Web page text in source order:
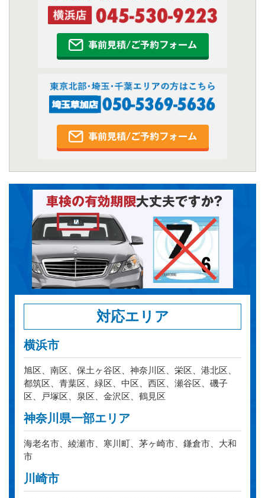
対応エリア
横浜市
旭区、南区、保土ヶ谷区、神奈川区、栄区、港北区、
都筑区、青葉区、緑区、中区、西区、瀬谷区、磯子
区、戸塚区、泉区、金沢区、鶴見区
神奈川県一部エリア
海老名市、綾瀬市、寒川町、茅ヶ崎市、鎌倉市、大和
市
川崎市